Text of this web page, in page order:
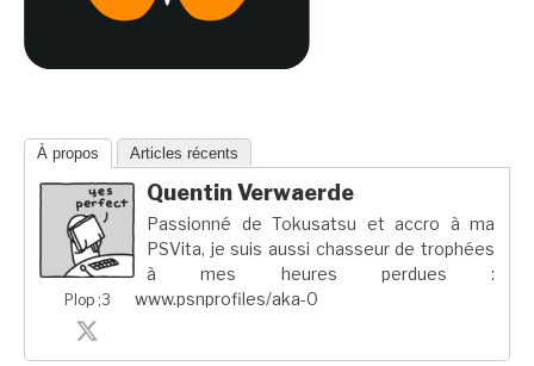
À propos Articles récents
Plop ;3
Quentin Verwaerde
Passionné de Tokusatsu et accro à ma
PSVita, je suis aussi chasseur de trophées
à mes heures perdues :
www.psnprofiles/aka-0